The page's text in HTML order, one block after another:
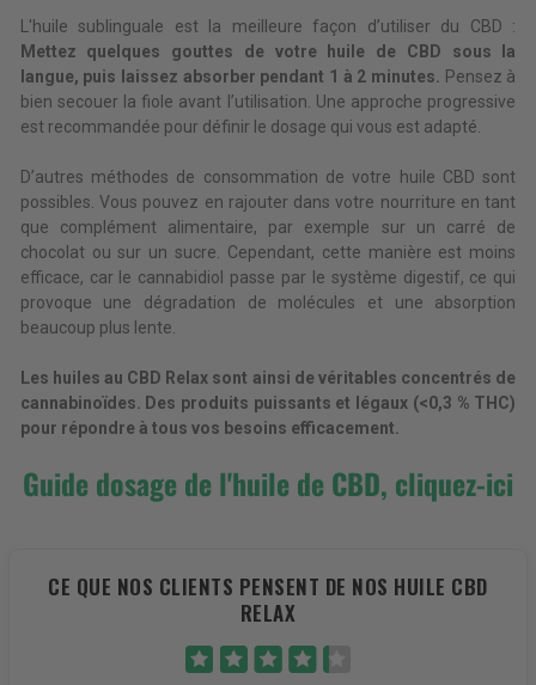
L'huile sublinguale est la meilleure façon d’utiliser du CBD :
Mettez quelques gouttes de votre huile de CBD sous la
langue, puis laissez absorber pendant 1 à 2 minutes. Pensez à
bien secouer la fiole avant l’utilisation. Une approche progressive
est recommandée pour définir le dosage qui vous est adapté.
D’autres méthodes de consommation de votre huile CBD sont
possibles. Vous pouvez en rajouter dans votre nourriture en tant
que complément alimentaire, par exemple sur un carré de
chocolat ou sur un sucre. Cependant, cette manière est moins
efficace, car le cannabidiol passe par le système digestif, ce qui
provoque une dégradation de molécules et une absorption
beaucoup plus lente.
Les huiles au CBD Relax sont ainsi de véritables concentrés de
cannabinoïdes. Des produits puissants et légaux (<0,3 % THC)
pour répondre à tous vos besoins efficacement.
Guide dosage de l'huile de CBD, cliquez-ici
CE QUE NOS CLIENTS PENSENT DE NOS HUILE CBD
RELAX